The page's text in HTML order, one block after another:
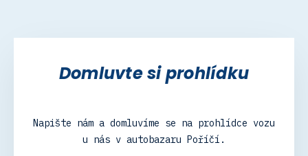
Domluvte si prohlídku
Napište nám a domluvíme se na prohlídce vozu
u nás v autobazaru Poříčí.